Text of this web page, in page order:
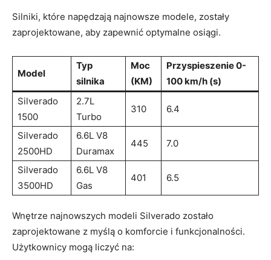
Silniki, które napędzają najnowsze modele, zostały
zaprojektowane, aby zapewnić optymalne osiągi.
Model
Typ
silnika
Moc
(KM)
Przyspieszenie 0-
100 km/h (s)
Silverado
1500
2.7L
Turbo
310 6.4
Silverado
2500HD
6.6L V8
Duramax
445 7.0
Silverado
3500HD
6.6L V8
Gas
401 6.5
Wnętrze najnowszych modeli Silverado zostało
zaprojektowane z myślą o komforcie i funkcjonalności.
Użytkownicy mogą liczyć na: